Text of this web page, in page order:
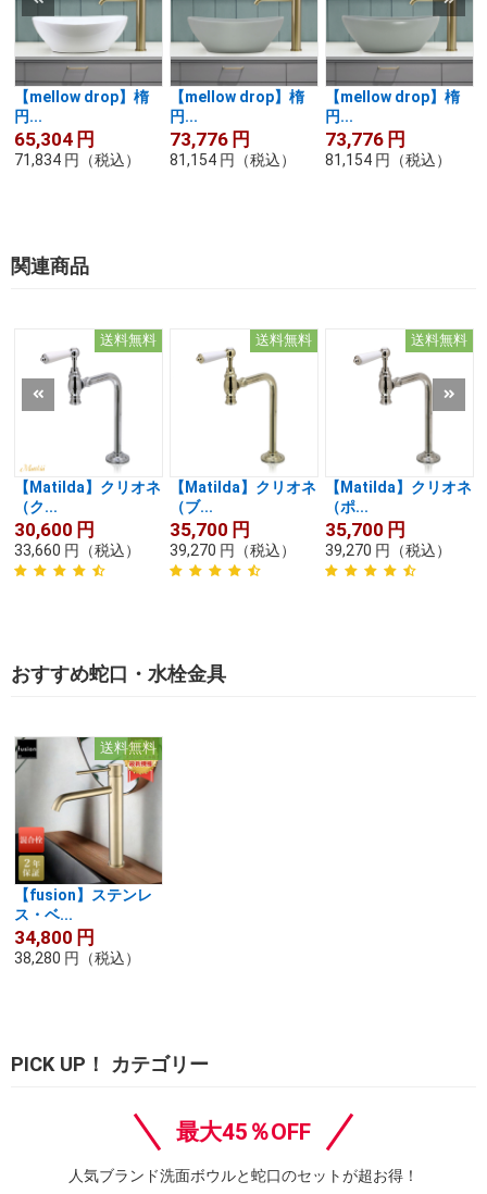
【mellow drop】楕
円...
65,304 円
71,834 円 （税込）
【mellow drop】楕
円...
73,776 円
81,154 円 （税込）
【mellow drop】楕
円...
73,776 円
81,154 円 （税込）
関連商品
送料無料
【Matilda】クリオネ
（ク...
30,600 円
33,660 円 （税込）
送料無料
【Matilda】クリオネ
（ブ...
35,700 円
39,270 円 （税込）
送料無料
【Matilda】クリオネ
（ポ...
35,700 円
39,270 円 （税込）
おすすめ蛇口・水栓金具
送料無料
【fusion】ステンレ
ス・ベ...
34,800 円
38,280 円 （税込）
PICK UP！ カテゴリー
最大45％OFF
人気ブランド洗面ボウルと蛇口のセットが超お得！